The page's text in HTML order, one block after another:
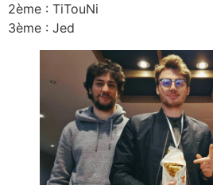
2ème : TiTouNi
3ème : Jed